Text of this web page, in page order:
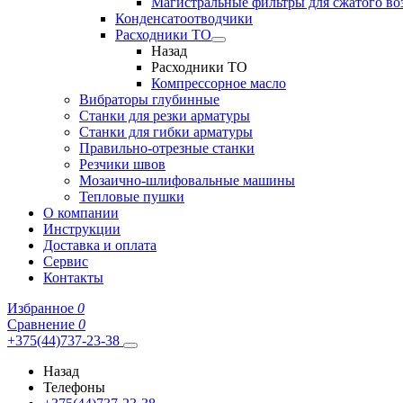
Конденсатоотводчики
Расходники ТО
Назад
Расходники ТО
Компрессорное масло
Вибраторы глубинные
Станки для резки арматуры
Станки для гибки арматуры
Правильно-отрезные станки
Резчики швов
Мозаично-шлифовальные машины
Тепловые пушки
О компании
Инструкции
Доставка и оплата
Сервис
Контакты
Избранное 0
Сравнение 0
+375(44)737-23-38
Назад
Телефоны